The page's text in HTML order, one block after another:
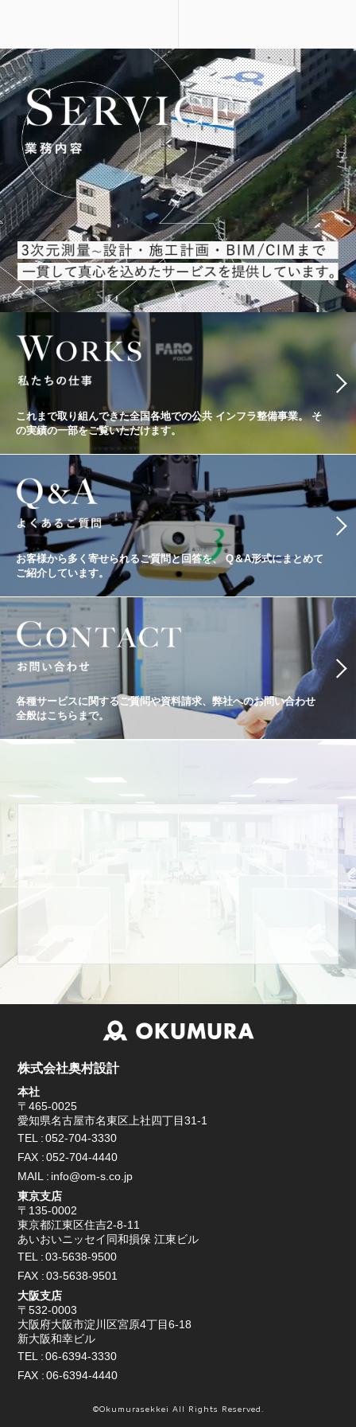
これまで取り組んできた全国各地での公共 インフラ整備事業。そ
の実績の一部をご覧いただけます。
お客様から多く寄せられるご質問と回答を、 Q＆A形式にまとめて
ご紹介しています。
各種サービスに関するご質問や資料請求、 弊社へのお問い合わせ
全般はこちらまで。
株式会社奥村設計
本社
〒465-0025
愛知県名古屋市名東区上社四丁目31-1
TEL
052-704-3330
FAX
052-704-4440
MAIL
info@om-s.co.jp
東京支店
〒135-0002
東京都江東区住吉2-8-11
あいおいニッセイ同和損保 江東ビル
TEL
03-5638-9500
FAX
03-5638-9501
大阪支店
〒532-0003
大阪府大阪市淀川区宮原4丁目6-18
新大阪和幸ビル
TEL
06-6394-3330
FAX
06-6394-4440
©Okumurasekkei All Rights Reserved.